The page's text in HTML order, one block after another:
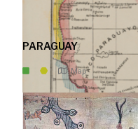
PARAGUAY
Map